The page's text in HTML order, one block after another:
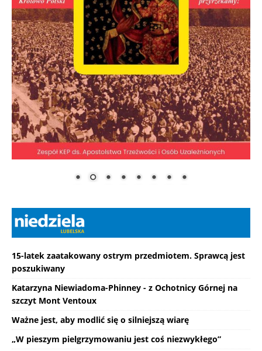
15-latek zaatakowany ostrym przedmiotem. Sprawcą jest
poszukiwany
Katarzyna Niewiadoma-Phinney - z Ochotnicy Górnej na
szczyt Mont Ventoux
Ważne jest, aby modlić się o silniejszą wiarę
„W pieszym pielgrzymowaniu jest coś niezwykłego”